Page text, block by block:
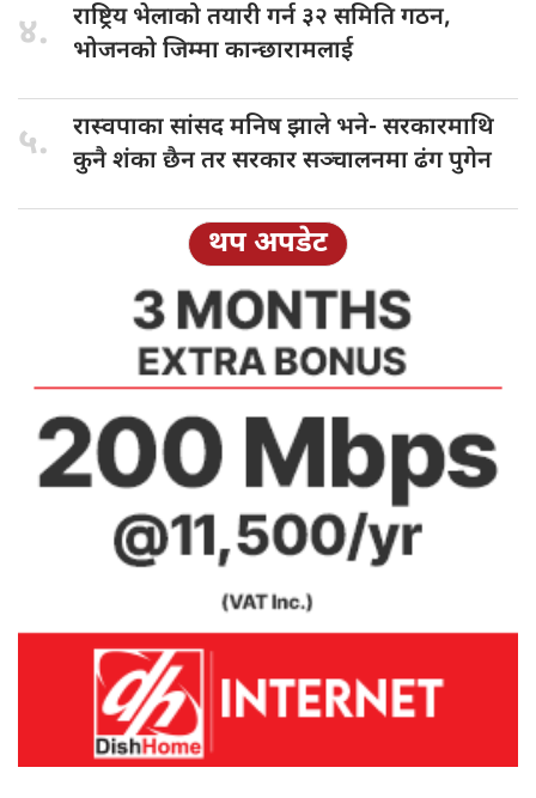
४. राष्ट्रिय भेलाकोतयारी गर्न ३२ समिति गठन,
भोजनको जिम्मा कान्छारामलाई
५. रास्वपाका सांसदमनिष झाले भने- सरकारमाथि
कुनै शंका छैन तर सरकार सञ्चालनमा ढंग पुगेन
थप अपडेट